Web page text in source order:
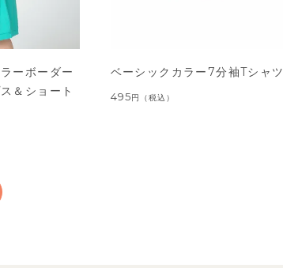
ーボーダー
＆ショート
ベーシックカラー7分袖Tシャツ
495円 （税込）